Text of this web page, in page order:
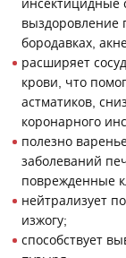
инсектицидные
выздоровление
бородавках,
расширяет
крови, что
астматиков,
коронарного
полезно
заболеваний
поврежденные
нейтрализует
изжогу;
способствует